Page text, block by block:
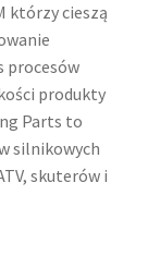
którzy cieszą
procesów
produkty
Parts to
silnikowych
skuterów i